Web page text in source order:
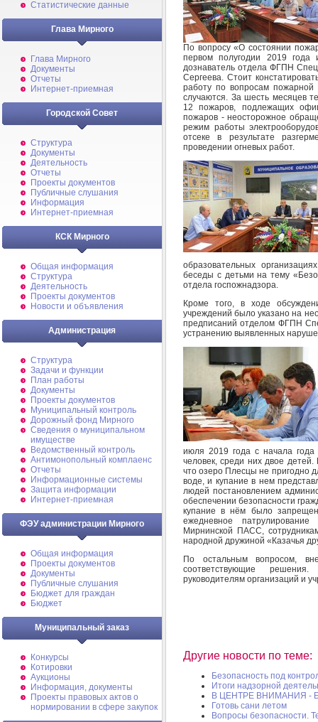
Статистические данные
Глава Мирного
Глава Мирного
Документы
Отчеты
Интернет-приемная
Городской Совет
Структура
Документы
Деятельность
Отчеты
Проекты документов
Публичные слушания
Информация
Интернет-приемная
КСК Мирного
Общая информация
Структура
Деятельность
Проекты документов
Новости и объявления
Администрация
Структура
Задачи и функции
План работы
Документы
Проекты документов
Муниципальный контроль
Дорожный фонд Мирного
Cведения о муниципальном
имуществе
Ведомственный контроль
Антимонопольный комплаенс
Отчеты
Информационные системы
Защита информации
Интернет-приемная
ФЭУ администрации Мирного
Общая информация
Проекты документов
Документы
Публичные слушания
Бюджет для граждан
Бюджет
Муниципальный заказ
Конкурсы
Котировки
Аукционы
Информация, документы
Проекты правовых актов о
нормировании в сфере закупок
По вопросу «О состоянии
первом полугодии 2019
дознаватель отдела ФГПН
Сергеева. Стоит
работу по вопросам
случаются. За шесть месяцев
12 пожаров, подлежащих
пожаров - неосторожное
режим работы
отсеке в результате
проведении огневых работ.
образовательных
беседы с детьми на тему
отдела госпожнадзора.
Кроме того, в ходе
учреждений было указано на
предписаний отделом ФГПН
устранению выявленных
июля 2019 года с начала года
человек, среди них двое
что озеро Плесцы не пригодно
воде, и купание в нем
людей постановлением
обеспечении безопасности
купание в нём было
ежедневное
Мирнинской ПАСС,
народной дружиной «Казачья
По остальным вопросом,
соответствующие
руководителям организаций и
Другие новости по теме:
Безопасность под
Итоги надзорной
В ЦЕНТРЕ ВНИМАНИЯ -
Готовь сани летом
Вопросы безопасности.